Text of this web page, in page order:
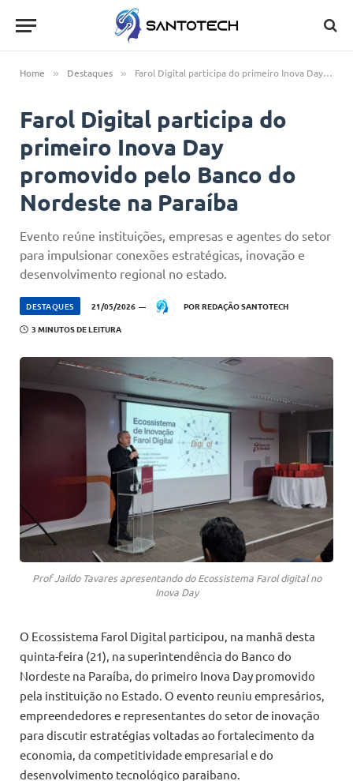
Home » Destaques » Farol Digital participa do primeiro Inova Day promovido pelo Banco do Nordeste na Paraíba
Farol Digital participa do
primeiro Inova Day
promovido pelo Banco do
Nordeste na Paraíba
Evento reúne instituições, empresas e agentes do setor
para impulsionar conexões estratégicas, inovação e
desenvolvimento regional no estado.
DESTAQUES 21/05/2026 POR REDAÇÃO SANTOTECH
3 MINUTOS DE LEITURA
Prof Jaildo Tavares apresentando do Ecossistema Farol digital no
Inova Day
O Ecossistema Farol Digital participou, na manhã desta
quinta-feira (21), na superintendência do Banco do
Nordeste na Paraíba, do primeiro Inova Day promovido
pela instituição no Estado. O evento reuniu empresários,
empreendedores e representantes do setor de inovação
para discutir estratégias voltadas ao fortalecimento da
economia, da competitividade empresarial e do
desenvolvimento tecnológico paraibano.